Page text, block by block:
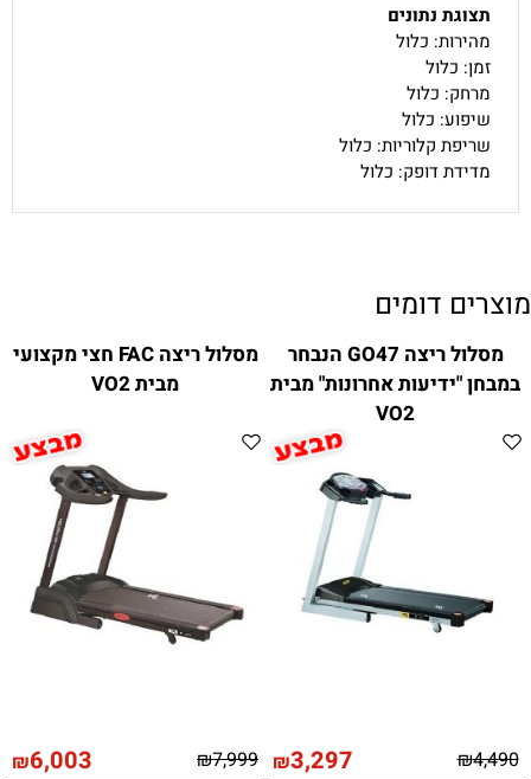
תצוגת נתונים
מהירות: כלול
זמן: כלול
מרחק: כלול
שיפוע: כלול
שריפת קלוריות: כלול
מדידת דופק: כלול
מוצרים דומים
מסלול ריצה GO47 הנבחר
במבחן "ידיעות אחרונות" מבית
VO2
₪4,490
₪3,297
מסלול ריצה FAC חצי מקצועי
מבית VO2
₪7,999
₪6,003